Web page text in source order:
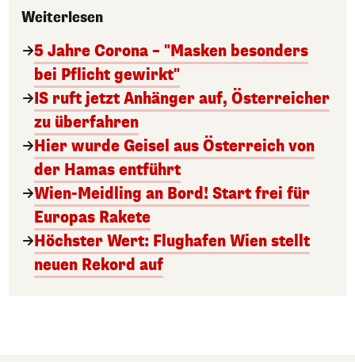
Weiterlesen
5 Jahre Corona – "Masken besonders
bei Pflicht gewirkt"
IS ruft jetzt Anhänger auf, Österreicher
zu überfahren
Hier wurde Geisel aus Österreich von
der Hamas entführt
Wien-Meidling an Bord! Start frei für
Europas Rakete
Höchster Wert: Flughafen Wien stellt
neuen Rekord auf